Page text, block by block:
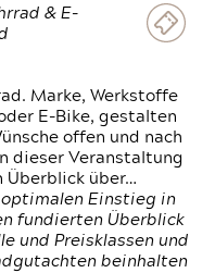
& E-
Marke, Werkstoffe
E-Bike, gestalten
offen und nach
dieser Veranstaltung
Überblick über…
Einstieg in
fundierten Überblick
und Preisklassen und
beinhalten